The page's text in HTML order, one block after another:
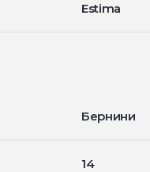
Estima
Бернини
14